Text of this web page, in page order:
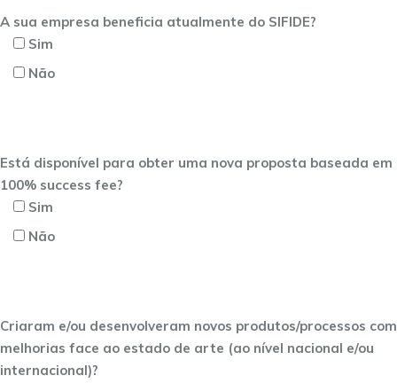
A sua empresa beneficia atualmente do SIFIDE?
Sim
Não
Está disponível para obter uma nova proposta baseada em
100% success fee?
Sim
Não
Criaram e/ou desenvolveram novos produtos/processos com
melhorias face ao estado de arte (ao nível nacional e/ou
internacional)?